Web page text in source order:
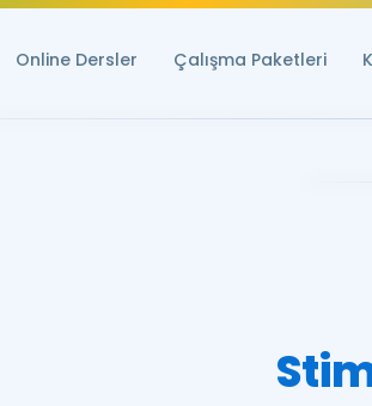
Online Dersler Çalışma Paketleri